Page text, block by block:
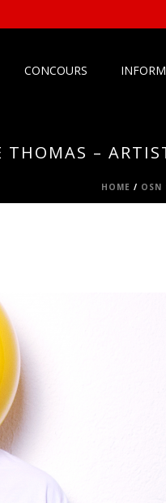
CONCOURS
–
HOME / OSN